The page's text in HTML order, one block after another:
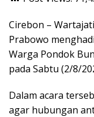
Cirebon –
Prabowo
Warga Pondok
pada Sabtu (2/8/
Dalam acara
agar hubungan